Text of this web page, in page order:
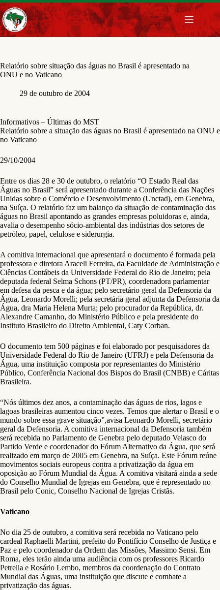
Pular
para
o
conteúdo
Relatório sobre situação das águas no Brasil é apresentado na
ONU e no Vaticano
29 de outubro de 2004
Informativos – Últimas do MST
Relatório sobre a situação das águas no Brasil é apresentado na ONU e
no Vaticano
29/10/2004
Entre os dias 28 e 30 de outubro, o relatório “O Estado Real das
Águas no Brasil” será apresentado durante a Conferência das Nações
Unidas sobre o Comércio e Desenvolvimento (Unctad), em Genebra,
na Suíça. O relatório faz um balanço da situação de contaminação das
águas no Brasil apontando as grandes empresas poluidoras e, ainda,
avalia o desempenho sócio-ambiental das indústrias dos setores de
petróleo, papel, celulose e siderurgia.
A comitiva internacional que apresentará o documento é formada pela
professora e diretora Araceli Ferreira, da Faculdade de Administração e
Ciências Contábeis da Universidade Federal do Rio de Janeiro; pela
deputada federal Selma Schons (PT/PR), coordenadora parlamentar
em defesa da pesca e da água; pelo secretário geral da Defensoria da
Água, Leonardo Morelli; pela secretária geral adjunta da Defensoria da
Água, dra Maria Helena Murta; pelo procurador da República, dr.
Alexandre Camanho, do Ministério Público e pela presidente do
Instituto Brasileiro do Direito Ambiental, Caty Corban.
O documento tem 500 páginas e foi elaborado por pesquisadores da
Universidade Federal do Rio de Janeiro (UFRJ) e pela Defensoria da
Água, uma instituição composta por representantes do Ministério
Público, Conferência Nacional dos Bispos do Brasil (CNBB) e Cáritas
Brasileira.
“Nós últimos dez anos, a contaminação das águas de rios, lagos e
lagoas brasileiras aumentou cinco vezes. Temos que alertar o Brasil e o
mundo sobre essa grave situação”,avisa Leonardo Morelli, secretário
geral da Defensoria. A comitiva internacional da Defensoria também
será recebida no Parlamento de Genebra pelo deputado Velasco do
Partido Verde e coordenador do Fórum Alternativo da Água, que será
realizado em março de 2005 em Genebra, na Suíça. Este Fórum reúne
movimentos sociais europeus contra a privatização da água em
oposição ao Fórum Mundial da Água. A comitiva visitará ainda a sede
do Conselho Mundial de Igrejas em Genebra, que é representado no
Brasil pelo Conic, Conselho Nacional de Igrejas Cristãs.
Vaticano
No dia 25 de outubro, a comitiva será recebida no Vaticano pelo
cardeal Raphaelli Martini, prefeito do Pontifício Conselho de Justiça e
Paz e pelo coordenador da Ordem das Missões, Massimo Sensi. Em
Roma, eles terão ainda uma audiência com os professores Ricardo
Petrella e Rosário Lembo, membros da coordenação do Contrato
Mundial das Águas, uma instituição que discute e combate a
privatização das águas.